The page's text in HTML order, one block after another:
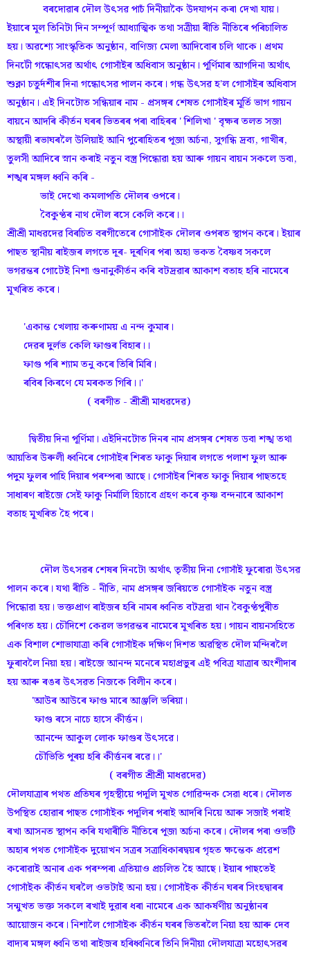
বৰদোৱাৰ দৌল উৎসৱ পাচঁ দিনীয়াকৈ উদযাপন কৰা দেখা যায়।
ইয়াৰে মূল তিনিটা দিন সম্পূর্ণ আধ্যাত্মিক তথা সত্ৰীয়া ৰীতি নীতিৰে পৰিচালিত
হয়। অৱশ্যে সাংস্কৃতিক অনুষ্ঠান, বাণিজ্য মেলা আদিবোৰ চলি থাকে। প্ৰথম
দিনটেী গন্ধোৎসৱ অৰ্থাৎ গোসাঁইৰ অধিবাস অনুষ্ঠান। পূৰ্ণিমাৰ আগদিনা অৰ্থাৎ
শুক্লা চতুৰ্দশীৰ দিনা গন্ধোৎসৱ পালন কৰে। গন্ধ উৎসৱ হ'ল গোসাঁইৰ অধিবাস
অনুষ্ঠান। এই দিনটোত সন্ধিয়াৰ নাম - প্ৰসঙ্গৰ শেষত গোসাঁইৰ মূৰ্তি ভাগ গায়ন
বায়নে আদৰি কীৰ্তন ঘৰৰ ভিতৰৰ পৰা বাহিৰৰ ' শিলিখা ' বৃক্ষৰ তলত সজা
অস্থায়ী ৰভাঘৰলৈ উলিয়াই আনি পুৰোহিতৰ পূজা অৰ্চনা, সুগন্ধি দ্ৰব্য, গাখীৰ,
তুলসী আদিৰে স্নান কৰাই নতুন বস্ত্ৰ পিন্ধোৱা হয় আৰু গায়ন বায়ন সকলে ডবা,
শঙ্খৰ মঙ্গল ধ্বনি কৰি -
ভাই দেখো কমলাপতি দৌলৰ ওপৰে।
বৈকুণ্ঠৰ নাথ দৌল ৰসে কেলি কৰে।।
শ্ৰীশ্ৰী মাধৱদেৱ বিৰচিত বৰগীতেৰে গোসাঁইক দৌলৰ ওপৰত স্থাপন কৰে। ইয়াৰ
পাছত স্থানীয় ৰাইজৰ লগতে দূৰ- দূৰণিৰ পৰা অহা ভকত বৈষ্ণব সকলে
ভগৱন্তৰ গোটেই নিশা গুনানুকীৰ্তন কৰি বটদ্ৰৱাৰ আকাশ বতাহ হৰি নামেৰে
মূখৰিত কৰে।
'একান্ত খেলায় কৰুণাময় এ নন্দ কুমাৰ।
দেৱৰ দুর্লভ কেলি ফাগুৰ বিহাৰ।।
ফাগু পৰি শ্যাম তনু কৰে তিৰি মিৰি।
ৰবিৰ কিৰণে যে মৰকত গিৰি।।'
( বৰগীত - শ্ৰীশ্ৰী মাধৱদেৱ)
দ্বিতীয় দিনা পূৰ্ণিমা। এইদিনটোত দিনৰ নাম প্ৰসঙ্গৰ শেষত ডবা শঙ্খ তথা
আয়তিৰ উৰুলী ধ্বনিৰে গোসাঁইৰ শিৰত ফাকু দিয়াৰ লগতে পলাশ ফুল আৰু
পদুম ফুলৰ পাহি দিয়াৰ পৰম্পৰা আছে। গোসাঁইৰ শিৰত ফাকু দিয়াৰ পাছতহে
সাধাৰণ ৰাইজে সেই ফাকু নিৰ্মালি হিচাবে গ্ৰহণ কৰে কৃষ্ণ বন্দনাৰে আকাশ
বতাহ মূখৰিত হৈ পৰে।
দৌল উৎসৱৰ শেষৰ দিনটো অৰ্থাৎ তৃতীয় দিনা গোসাঁই ফুৰোৱা উৎসৱ
পালন কৰে। যথা ৰীতি - নীতি, নাম প্ৰসঙ্গৰ জৰিয়তে গোসাঁইক নতুন বস্ত্ৰ
পিন্ধোৱা হয়। ভক্তপ্ৰাণ ৰাইজৰ হৰি নামৰ ধ্বনিত বটদ্ৰৱা থান বৈকুণ্ঠপুৰীত
পৰিণত হয়। চৌদিশে কেৱল ভগৱন্তৰ নামেৰে মূখৰিত হয়। গায়ন বায়নসহিতে
এক বিশাল শোভাযাত্রা কৰি গোসাঁইক দক্ষিণ দিশত অৱস্থিত দৌল মন্দিৰলৈ
ফুৰাবলৈ নিয়া হয়। ৰাইজে আনন্দ মনেৰে মহাপ্রভুৰ এই পবিত্র যাত্ৰাৰ অংশীদাৰ
হয় আৰু ৰঙৰ উৎসৱত নিজকে বিলীন কৰে।
'আউৰ আউৰে ফাগু মাৰে আঞ্জলি ভৰিয়া।
ফাগু ৰসে নাচে হাসে কীৰ্ত্তন।
আনন্দে আকুল লােক ফাগুৰ উৎসৱে।
চৌভিতি পূৰয় হৰি কীৰ্ত্তনৰ ৰৱে।।'
( বৰগীত শ্ৰীশ্ৰী মাধৱদেৱ)
দৌলযাত্ৰাৰ পথত প্ৰতিঘৰ গৃহস্থীয়ে পদূলি মূখত গোৱিন্দক সেৱা ধৰে। দৌলত
উপস্থিত হোৱাৰ পাছত গোসাঁইক পদূলিৰ পৰাই আদৰি নিয়ে আৰু সজাই পৰাই
ৰখা আসনত স্থাপন কৰি যথাৰীতি নীতিৰে পূজা অৰ্চনা কৰে। দৌলৰ পৰা ওভটি
অহাৰ পথত গোসাঁইক দুয়োখন সত্ৰৰ সত্ৰাধিকাৰদ্বয়ৰ গৃহত ক্ষন্তেক প্ৰৱেশ
কৰোৱাই অনাৰ এক পৰম্পৰা এতিয়াও প্ৰচলিত হৈ আছে। ইয়াৰ পাছতেই
গোসাঁইক কীৰ্তন ঘৰলৈ ওভটাই অনা হয়। গোসাঁইক কীৰ্তন ঘৰৰ সিংহদ্বাৰৰ
সন্মুখত ভক্ত সকলে ৰখাই দুৱাৰ ধৰা নামেৰে এক আকৰ্ষণীয় অনুষ্ঠানৰ
আয়োজন কৰে। নিশালৈ গোসাঁইক কীৰ্তন ঘৰৰ ভিতৰলৈ নিয়া হয় আৰু দেব
বাদ্যৰ মঙ্গল ধ্বনি তথা ৰাইজৰ হৰিধ্বনিৰে তিনি দিনীয়া দৌলযাত্ৰা মহোৎসৱৰ